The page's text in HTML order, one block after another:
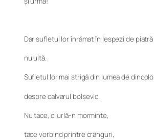
Dar sufletul lor înrămat în lespezi de piatră
nu uită.
Sufletul lor mai strigă din lumea de dincolo
despre calvarul bolșevic.
Nu tace, ci urlă-n morminte,
tace vorbind printre crânguri,